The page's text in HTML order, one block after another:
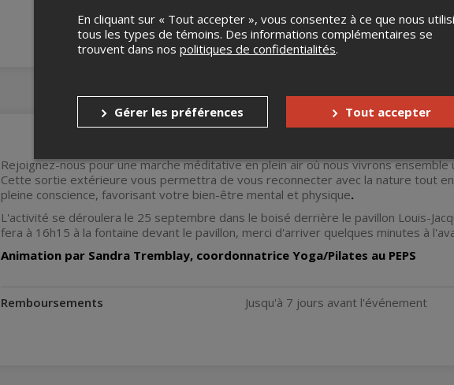
Rejoignez-nous pour une marche méditative en plein air où nous vivrons
Cette sortie extérieure vous permettra de vous reconnecter avec la nature tout
pleine conscience, favorisant votre bien-être mental et physique.
L'activité se déroulera le 25 septembre dans le boisé derrière le pavillon Louis-
fera à 16h15 à la fontaine devant le pavillon, merci d'arriver quelques minutes à
Animation par Sandra Tremblay, coordonnatrice Yoga/Pilates au PEPS
Remboursements Jusqu'à 7 jours avant l'événement
En cliquant sur « Tout accepter », vous consentez à ce que nous
tous les types de témoins. Des informations complémentaires se
trouvent dans nos politiques de confidentialités.
Gérer les préférences Tout accepter